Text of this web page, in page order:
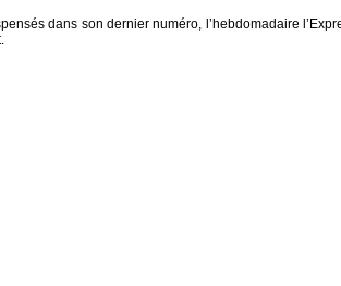
dans son dernier numéro, l’hebdomadaire